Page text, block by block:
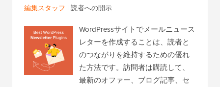
編集スタッフ | 読者への開示
WordPressサイトでメールニュース
レターを作成することは、読者と
のつながりを維持するための優れ
た方法です。訪問者は購読して、
最新のオファー、ブログ記事、セ